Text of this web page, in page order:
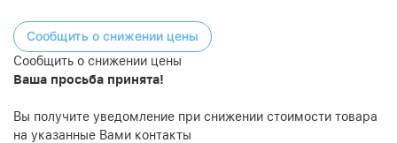
Сообщить о снижении цены
Сообщить о снижении цены
Ваша просьба принята!
Вы получите уведомление при снижении стоимости товара
на указанные Вами контакты